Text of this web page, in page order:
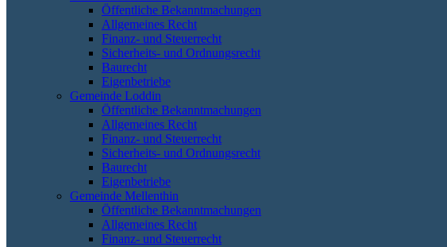
Öffentliche Bekanntmachungen
Allgemeines Recht
Finanz- und Steuerrecht
Sicherheits- und Ordnungsrecht
Baurecht
Eigenbetriebe
Gemeinde Loddin
Öffentliche Bekanntmachungen
Allgemeines Recht
Finanz- und Steuerrecht
Sicherheits- und Ordnungsrecht
Baurecht
Eigenbetriebe
Gemeinde Mellenthin
Öffentliche Bekanntmachungen
Allgemeines Recht
Finanz- und Steuerrecht